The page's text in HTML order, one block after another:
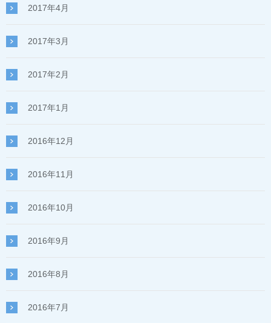
2017年4月
2017年3月
2017年2月
2017年1月
2016年12月
2016年11月
2016年10月
2016年9月
2016年8月
2016年7月